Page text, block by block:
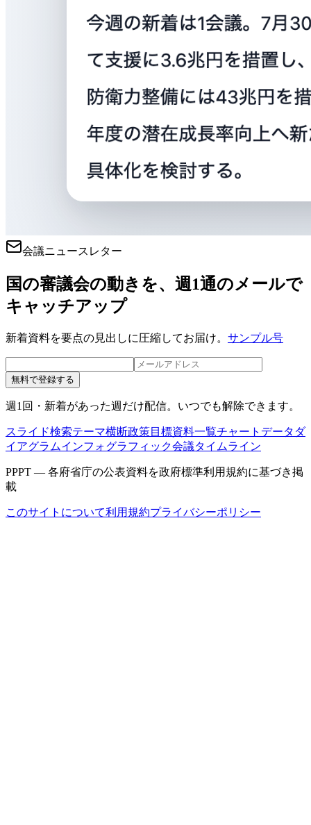
会議ニュースレター
国の審議会の動きを、週1通のメールで
キャッチアップ
新着資料を要点の見出しに圧縮してお届け。 サンプル号
無料で登録する
週1回・新着があった週だけ配信。いつでも解除できます。
スライド検索テーマ横断政策目標資料一覧チャートデータ ダ
イアグラムインフォグラフィック会議タイムライン
PPPT — 各府省庁の公表資料を政府標準利用規約に基づき掲
載
このサイトについて利用規約プライバシーポリシー